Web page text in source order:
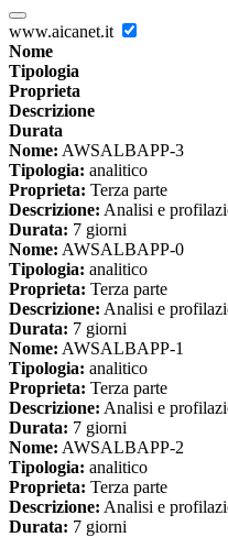
www.aicanet.it
Nome
Tipologia
Proprieta
Descrizione
Durata
Nome: AWSALBAPP-3
Tipologia: analitico
Proprieta: Terza parte
Descrizione: Analisi e
Durata: 7 giorni
Nome: AWSALBAPP-0
Tipologia: analitico
Proprieta: Terza parte
Descrizione: Analisi e
Durata: 7 giorni
Nome: AWSALBAPP-1
Tipologia: analitico
Proprieta: Terza parte
Descrizione: Analisi e
Durata: 7 giorni
Nome: AWSALBAPP-2
Tipologia: analitico
Proprieta: Terza parte
Descrizione: Analisi e
Durata: 7 giorni